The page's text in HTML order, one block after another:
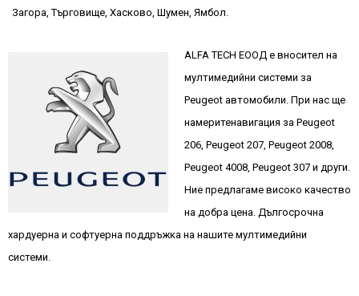
ALFA TECH ЕООД е вносител на
мултимедийни системи за
Peugeot автомобили. При нас ще
намеритенавигация за Peugeot
206, Peugeot 207, Peugeot 2008,
Peugeot 4008, Peugeot 307 и други.
Ние предлагаме високо качество
на добра цена. Дългосрочна
хардуерна и софтуерна поддръжка на нашите мултимедийни
системи.
Загора, Търговище, Хасково, Шумен, Ямбол.